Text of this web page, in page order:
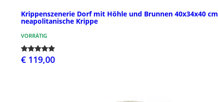
Krippenszenerie Dorf mit Höhle und Brunnen 40x34x40
neapolitanische Krippe
VORRÄTIG
€ 119,00